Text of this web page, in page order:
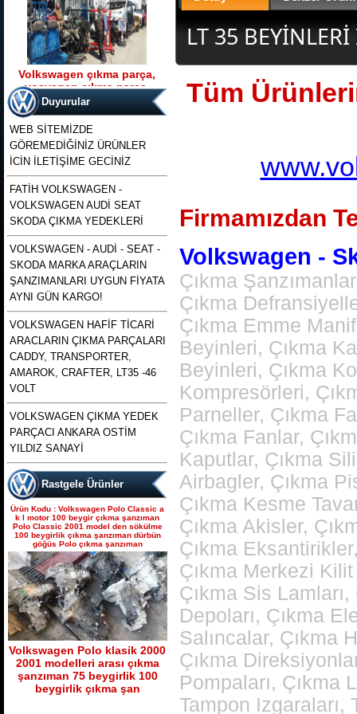
Volkswagen çıkma parça,
vosvagen çıkma parça,
wosvagen çıkma parça,
woswagen çıkma parça, vw
çıkma p
Ürün Kodu : t5 kasa transporter 2500 tdı
130 beygirlik çıkma motor
t5 kasa transporter 2500 tdı
130 beygirlik çıkma motor
2000 2001 2002 modellere uyumlu
çıkma merkezi kilit pompası , polo
merkezi kilit motoru, polo classıc ve
heşbekler icin merkezi kilit kontrol
pompası
polo 1996 1997 1998 1999
2000 2001 2002 modellere
uyumlu çıkma merkezi kilit
pompası , polo merkezi
Ürün Kodu : bora golf4 toledo octavia
leon çıkma direksiyon kutusu
bora golf4 toledo octavia
leon çıkma direksiyon
kutusu
Ürün Kodu : skoda octavia 1.6 benzinli
a4 kasa çıkma şanzımanlar
Duyurular
WEB SİTEMİZDE
GÖREMEDİĞİNİZ ÜRÜNLER
İCİN İLETİŞİME GECİNİZ
FATİH VOLKSWAGEN -
VOLKSWAGEN AUDİ SEAT
SKODA ÇIKMA YEDEKLERİ
VOLKSWAGEN - AUDİ - SEAT -
SKODA MARKA ARAÇLARIN
ŞANZIMANLARI UYGUN FİYATA
AYNI GÜN KARGO!
VOLKSWAGEN HAFİF TİCARİ
ARACLARIN ÇIKMA PARÇALARI
CADDY, TRANSPORTER,
AMAROK, CRAFTER, LT35 -46
VOLT
VOLKSWAGEN ÇIKMA YEDEK
PARÇACI ANKARA OSTİM
YILDIZ SANAYİ
Rastgele Ürünler
Ürün Kodu : Volkswagen Polo Classic a
k l motor 100 beygir çıkma şanzıman
Polo Classic 2001 model den sökülme
100 beygirlik çıkma şanzıman dürbün
göğüs Polo çıkma şanzıman
Volkswagen Polo klasik 2000
2001 modelleri arası çıkma
şanzıman 75 beygirlik 100
beygirlik çıkma şan
LT 35
Tüm
Firmamızdan
Volkswagen -
Çıkma
Çıkma
Çıkma Emme
Beyinleri, Çıkma
Beyinleri, Çıkma
Kompresörleri,
Parneller, Çıkma
Çıkma Fanlar,
Kaputlar, Çıkma
Airbagler, Çıkma
Çıkma Kesme
Çıkma Akisler,
Çıkma
Çıkma Merkezi
Çıkma Sis
Depoları, Çıkma
Salıncalar, Çıkma
Çıkma
Pompaları, Çıkma
Tampon Izgaraları,